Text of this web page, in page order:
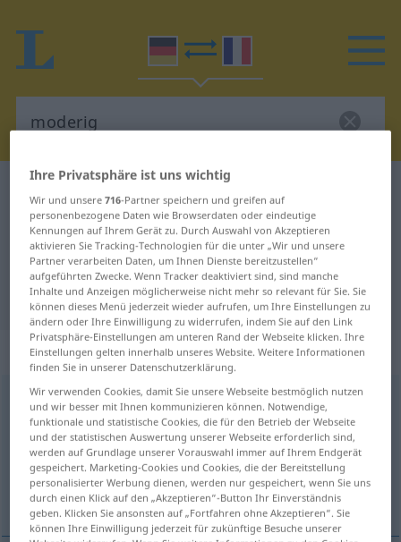
Deutsch-Französisch Übersetzung
für "moderig"
"moderig" Französisch Übersetzung
„moderig“: Adjektiv
moderigadj
Übersicht aller Übersetzungen
(Für mehr Details die Übersetzung anklicken/antippen)
pourri, moisi
Ihre Privatsphäre ist uns wichtig
Wir und unsere716-Partner speichern und greifen auf
personenbezogene Daten wie Browserdaten oder eindeutige
Kennungen auf Ihrem Gerät zu. Durch Auswahl von Akzeptieren
aktivieren Sie Tracking-Technologien für die unter „Wir und unsere
Partner verarbeiten Daten, um Ihnen Dienste bereitzustellen“
aufgeführten Zwecke. Wenn Tracker deaktiviert sind, sind manche
Inhalte und Anzeigen möglicherweise nicht mehr so relevant für Sie. Sie
können dieses Menü jederzeit wieder aufrufen, um Ihre Einstellungen zu
ändern oder Ihre Einwilligung zu widerrufen, indem Sie auf den Link
Privatsphäre-Einstellungen am unteren Rand der Webseite klicken. Ihre
Einstellungen gelten innerhalb unseres Website. Weitere Informationen
finden Sie in unserer Datenschutzerklärung.
Wir verwenden Cookies, damit Sie unsere Webseite bestmöglich nutzen
und wir besser mit Ihnen kommunizieren können. Notwendige,
funktionale und statistische Cookies, die für den Betrieb der Webseite
und der statistischen Auswertung unserer Webseite erforderlich sind,
werden auf Grundlage unserer Vorauswahl immer auf Ihrem Endgerät
gespeichert. Marketing-Cookies und Cookies, die der Bereitstellung
personalisierter Werbung dienen, werden nur gespeichert, wenn Sie uns
durch einen Klick auf den „Akzeptieren“-Button Ihr Einverständnis
geben. Klicken Sie ansonsten auf „Fortfahren ohne Akzeptieren“. Sie
können Ihre Einwilligung jederzeit für zukünftige Besuche unserer